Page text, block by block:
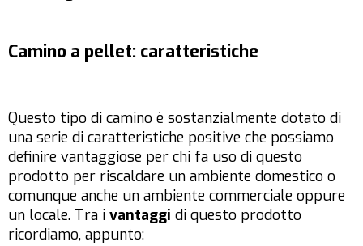
Camino a pellet: caratteristiche
Questo tipo di camino è sostanzialmente dotato di
una serie di caratteristiche positive che possiamo
definire vantaggiose per chi fa uso di questo
prodotto per riscaldare un ambiente domestico o
comunque anche un ambiente commerciale oppure
un locale. Tra i vantaggi di questo prodotto
ricordiamo, appunto: